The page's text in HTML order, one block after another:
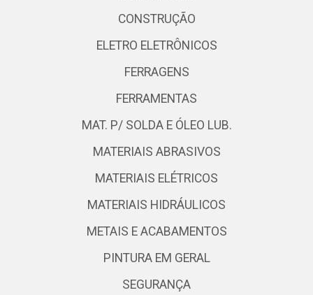
CONSTRUÇÃO
ELETRO ELETRÔNICOS
FERRAGENS
FERRAMENTAS
MAT. P/ SOLDA E ÓLEO LUB.
MATERIAIS ABRASIVOS
MATERIAIS ELÉTRICOS
MATERIAIS HIDRÁULICOS
METAIS E ACABAMENTOS
PINTURA EM GERAL
SEGURANÇA